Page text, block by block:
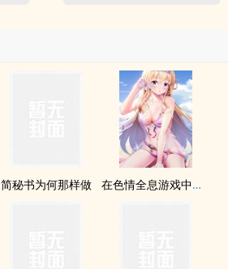
简秘书为何那样做 在色情全息游戏中直播被肏（高H）